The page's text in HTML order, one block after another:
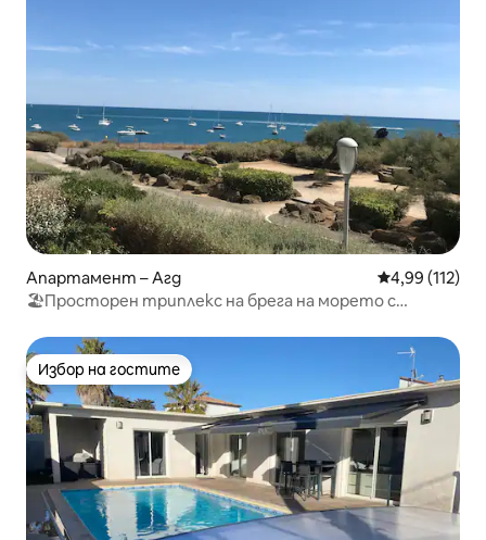
Апартамент – Агд Средна
4,99 (112)
🏖Просторен триплекс на брега на морето с
Избор на гостите
Избор на гостите